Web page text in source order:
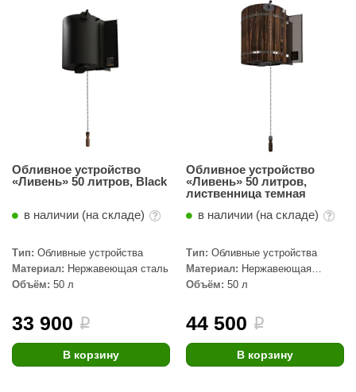
Обливное устройство
«Ливень» 50 литров, Black
в наличии (на складе)
Тип: Обливные устройства
Материал: Нержавеющая сталь
Объём: 50 л
33 900 i
В корзину
Обливное устройство
«Ливень» 50 литров,
лиственница темная
в наличии (на складе)
Тип: Обливные устройства
Материал: Нержавеющая
сталь, Дерево
Объём: 50 л
44 500 i
В корзину